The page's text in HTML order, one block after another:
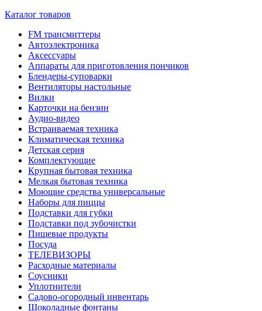
Каталог товаров
FM трансмиттеры
Автоэлектроника
Аксессуары
Аппараты для приготовления пончиков
Блендеры-суповарки
Вентиляторы настольные
Вилки
Карточки на бензин
Аудио-видео
Встраиваемая техника
Климатическая техника
Детская серия
Комплектующие
Крупная бытовая техника
Мелкая бытовая техника
Моющие средства универсальные
Наборы для пиццы
Подставки для губки
Подставки под зубочистки
Пищевые продукты
Посуда
ТЕЛЕВИЗОРЫ
Расходные материалы
Соусники
Уплотнители
Садово-огородный инвентарь
Шоколадные фонтаны